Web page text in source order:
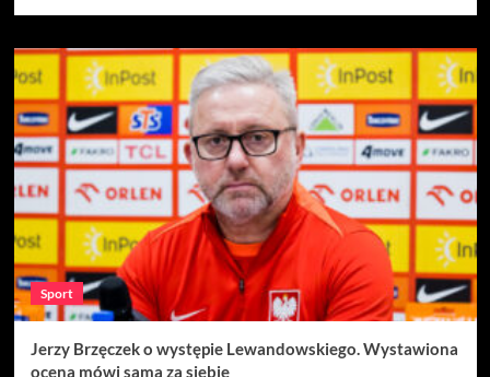
Sport
Jerzy Brzęczek o występie Lewandowskiego. Wystawiona
ocena mówi sama za siebie